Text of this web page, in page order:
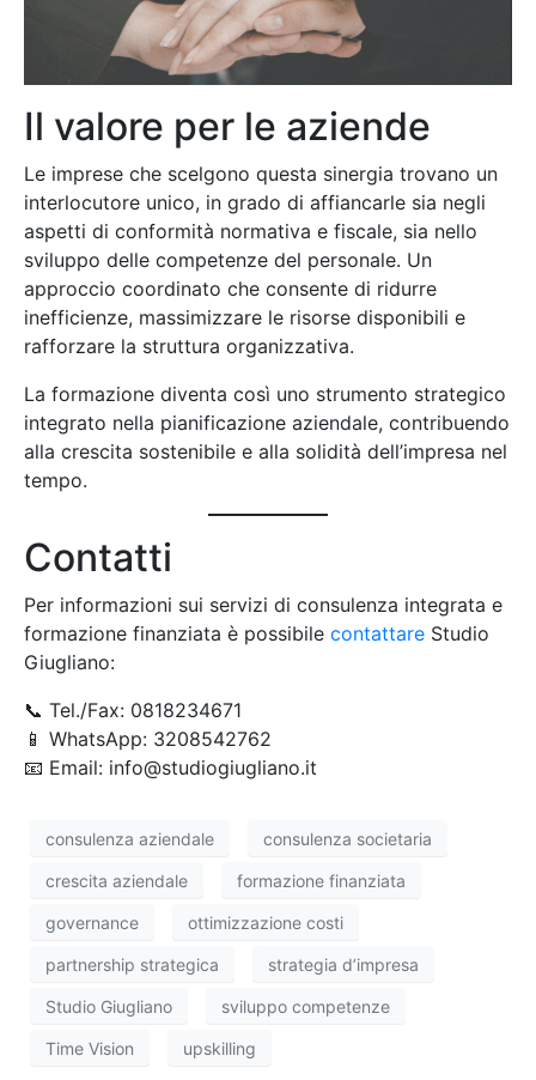
Il valore per le aziende
Le imprese che scelgono questa sinergia trovano un
interlocutore unico, in grado di affiancarle sia negli
aspetti di conformità normativa e fiscale, sia nello
sviluppo delle competenze del personale. Un
approccio coordinato che consente di ridurre
inefficienze, massimizzare le risorse disponibili e
rafforzare la struttura organizzativa.
La formazione diventa così uno strumento strategico
integrato nella pianificazione aziendale, contribuendo
alla crescita sostenibile e alla solidità dell’impresa nel
tempo.
Contatti
Per informazioni sui servizi di consulenza integrata e
formazione finanziata è possibile contattare Studio
Giugliano:
📞 Tel./Fax: 0818234671
📱 WhatsApp: 3208542762
📧 Email: info@studiogiugliano.it
consulenza aziendale consulenza societaria
crescita aziendale formazione finanziata
governance ottimizzazione costi
partnership strategica strategia d’impresa
Studio Giugliano sviluppo competenze
Time Vision upskilling